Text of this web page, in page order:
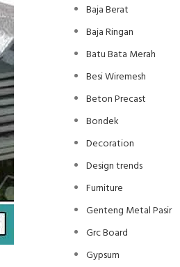
Baja Berat
Baja Ringan
Batu Bata Merah
Besi Wiremesh
Beton Precast
Bondek
Decoration
Design trends
Furniture
Genteng Metal Pasir
Grc Board
Gypsum